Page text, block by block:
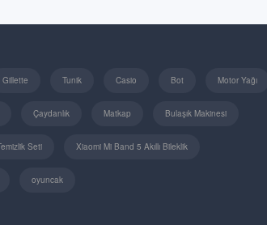
Gillette Tunik Casio Bot Motor Yağı
Çaydanlık Matkap Bulaşık Makinesi
Seti Xiaomi Mi Band 5 Akıllı Bileklik
oyuncak